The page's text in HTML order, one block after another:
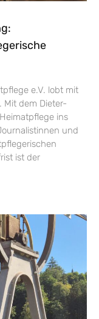
e.V. lobt mit
Mit dem Dieter-
ins
und
ist der